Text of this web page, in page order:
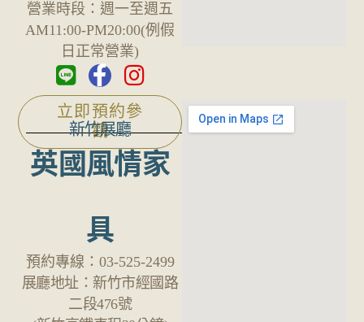
營業時段：週一至週五
AM11:00-PM20:00(例假
日正常營業)
立即預約參
觀
新竹展廳
英國風情家
具
預約專線： 03-525-2499
展廳地址： 新竹市經國路
二段476號